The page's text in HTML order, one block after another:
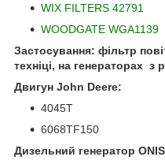
WIX FILTERS 42791
WOODGATE WGA1139
Застосування: фільтр
техніці, на генераторах з
Двигун John Deere:
4045T
6068TF150
Дизельний генератор